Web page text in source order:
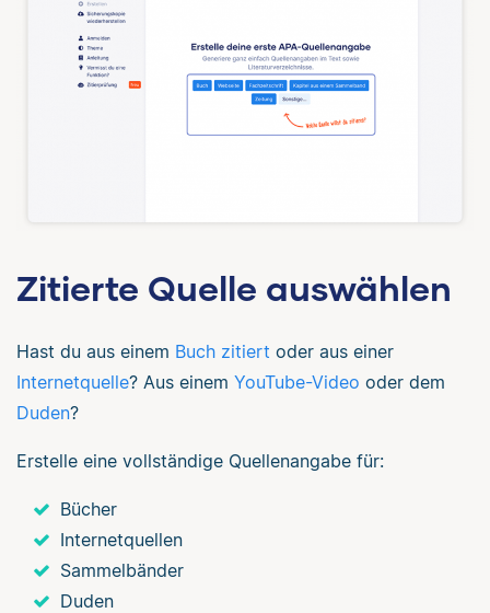
Zitierte Quelle auswählen
Hast du aus einem Buch zitiert oder aus einer
Internetquelle? Aus einem YouTube-Video oder dem
Duden?
Erstelle eine vollständige Quellenangabe für:
Bücher
Internetquellen
Sammelbänder
Duden